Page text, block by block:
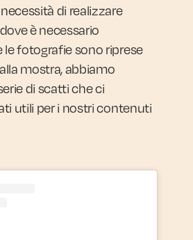
di realizzare
è necessario
le fotografie sono riprese
mostra, abbiamo
di scatti che ci
utili per i nostri contenuti